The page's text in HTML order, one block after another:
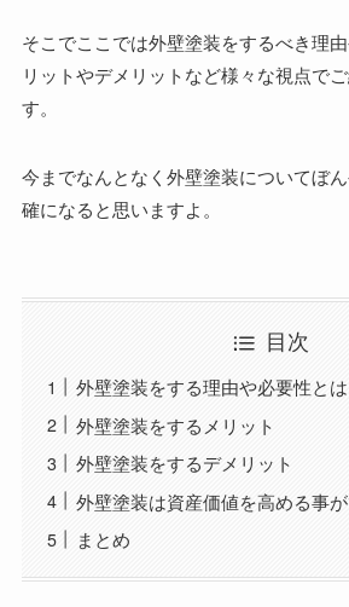
そこでここでは外壁塗装をするべき理
リットやデメリットなど様々な視点で
す。
今までなんとなく外壁塗装についてぼ
確になると思いますよ。
目次
外壁塗装をする理由や必要性とは
外壁塗装をするメリット
外壁塗装をするデメリット
外壁塗装は資産価値を高める事
まとめ